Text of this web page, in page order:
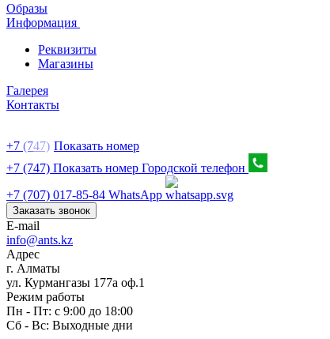
Образы
Информация
Реквизиты
Магазины
Галерея
Контакты
+7 (747) Показать номер
+7 (747) Показать номер Городской телефон
+7 (707) 017-85-84 WhatsApp
Заказать звонок
E-mail
info@ants.kz
Адрес
г. Алматы
ул. Курмангазы 177а оф.1
Режим работы
Пн - Пт: с 9:00 до 18:00
Сб - Вс: Выходные дни